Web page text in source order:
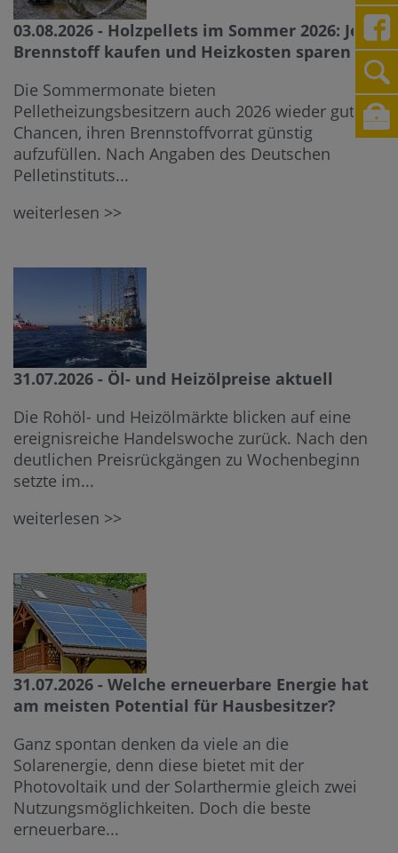
03.08.2026 - Holzpellets im Sommer 2026: Jetzt
Brennstoff kaufen und Heizkosten sparen
Die Sommermonate bieten
Pelletheizungsbesitzern auch 2026 wieder gute
Chancen, ihren Brennstoffvorrat günstig
aufzufüllen. Nach Angaben des Deutschen
Pelletinstituts...
weiterlesen >>
31.07.2026 - Öl- und Heizölpreise aktuell
Die Rohöl- und Heizölmärkte blicken auf eine
ereignisreiche Handelswoche zurück. Nach den
deutlichen Preisrückgängen zu Wochenbeginn
setzte im...
weiterlesen >>
31.07.2026 - Welche erneuerbare Energie hat
am meisten Potential für Hausbesitzer?
Ganz spontan denken da viele an die
Solarenergie, denn diese bietet mit der
Photovoltaik und der Solarthermie gleich zwei
Nutzungsmöglichkeiten. Doch die beste
erneuerbare...